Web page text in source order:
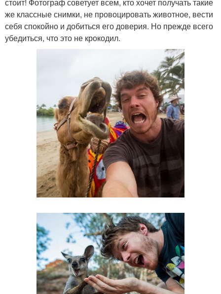
же классные снимки, не провоцировать животное, вести
себя спокойно и добиться его доверия. Но прежде всего
убедиться, что это не крокодил.